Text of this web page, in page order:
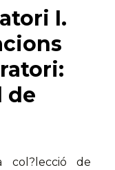
I.
de
col?lecció de